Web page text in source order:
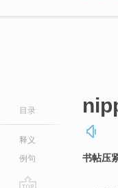
目录
释义
例句
书帖压